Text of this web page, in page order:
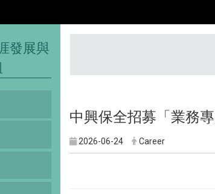
發展與
中興保全招募「 業務
2026-06-24 Career